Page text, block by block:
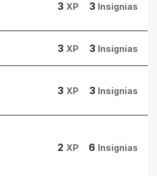
3 XP 3 Insignias
3 XP 3 Insignias
3 XP 3 Insignias
2 XP 6 Insignias